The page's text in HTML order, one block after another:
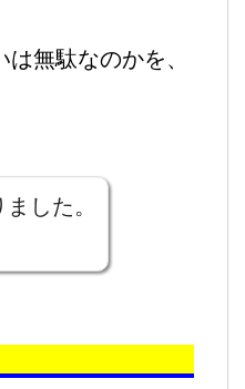
無駄なのかを、
した。